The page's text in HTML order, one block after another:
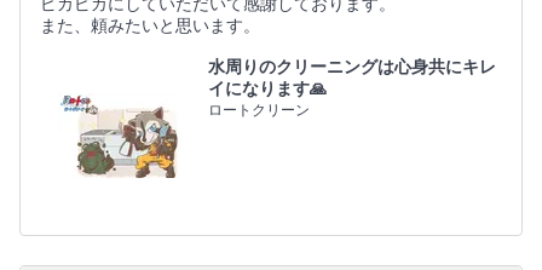
ピカピカにしていただいて感謝しております。
また、頼みたいと思います。
水周りのクリーニングは心身共にキレ
イになります🙏
ロートクリーン